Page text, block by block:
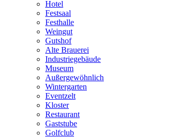
Hotel
Festsaal
Festhalle
Weingut
Gutshof
Alte Brauerei
Industriegebäude
Museum
Außergewöhnlich
Wintergarten
Eventzelt
Kloster
Restaurant
Gaststube
Golfclub